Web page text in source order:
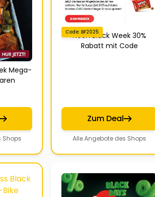
Mega-
Shops
Code: BF2025
Neoh Black Week 30%
Rabatt mit Code
Zum Deal
Alle Angebote des Shops